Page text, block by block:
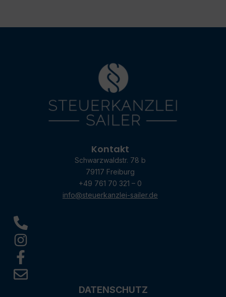
Kontakt
Schwarzwaldstr. 78 b
79117 Freiburg
+49 761 70 321 – 0
info@steuerkanzlei-sailer.de
DATENSCHUTZ